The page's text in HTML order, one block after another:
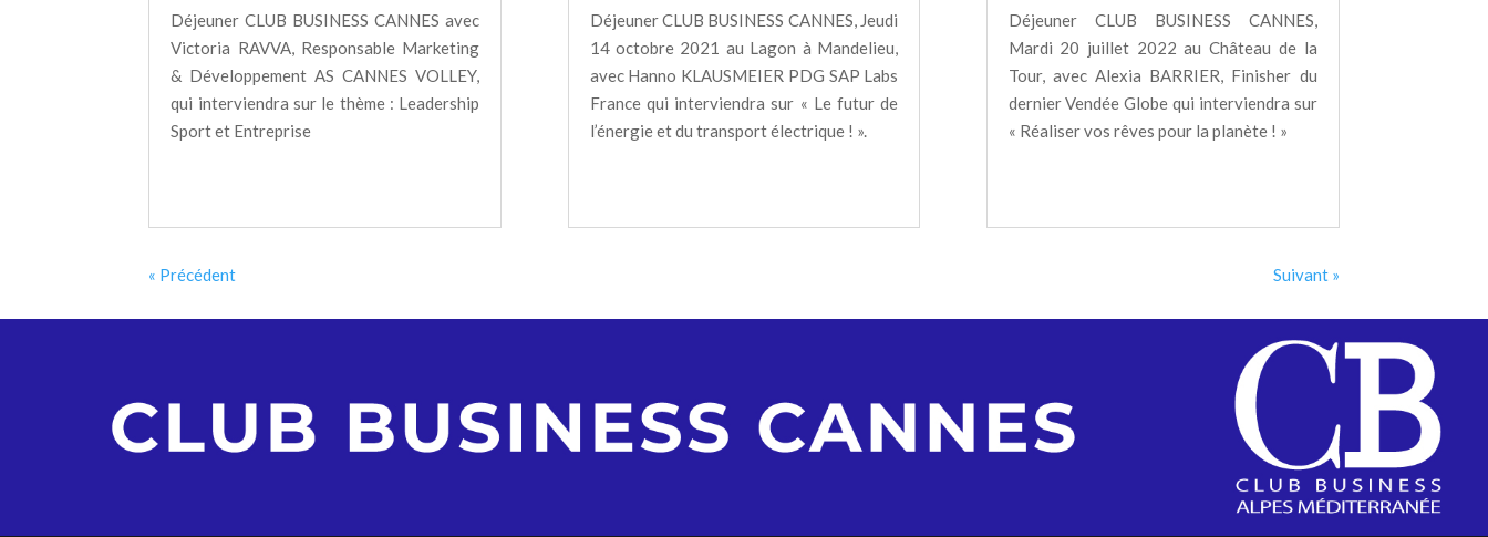
Déjeuner CLUB BUSINESS CANNES avec
Victoria RAVVA, Responsable Marketing
& Développement AS CANNES VOLLEY,
qui interviendra sur le thème : Leadership
Sport et Entreprise
Déjeuner CLUB BUSINESS CANNES, Jeudi
14 octobre 2021 au Lagon à Mandelieu,
avec Hanno KLAUSMEIER PDG SAP Labs
France qui interviendra sur « Le futur de
l’énergie et du transport électrique ! ».
Déjeuner CLUB BUSINESS CANNES,
Mardi 20 juillet 2022 au Château de la
Tour, avec Alexia BARRIER, Finisher du
dernier Vendée Globe qui interviendra sur
« Réaliser vos rêves pour la planète ! »
« Entrées précédentes Entrées suivantes »